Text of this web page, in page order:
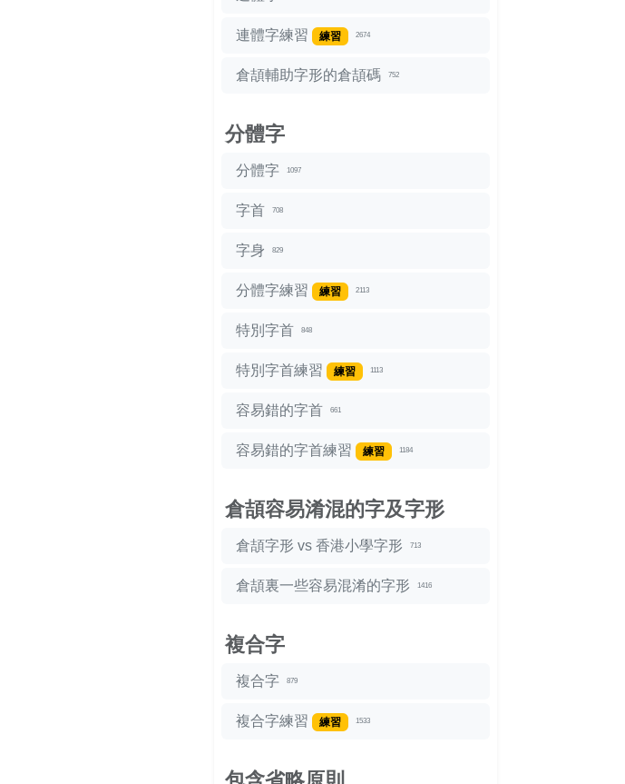
連體字練習 練習 2674
倉頡輔助字形的倉頡碼 752
分體字
分體字 1097
字首 708
字身 829
分體字練習 練習 2113
特別字首 848
特別字首練習 練習 1113
容易錯的字首 661
容易錯的字首練習 練習 1184
倉頡容易淆混的字及字形
倉頡字形 vs 香港小學字形 713
倉頡裏一些容易混淆的字形 1416
複合字
複合字 879
複合字練習 練習 1533